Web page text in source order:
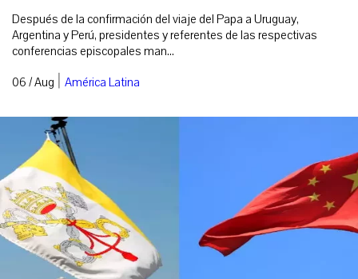
Después de la confirmación del viaje del Papa a Uruguay,
Argentina y Perú, presidentes y referentes de las respectivas
conferencias episcopales man...
06 / Aug | América Latina